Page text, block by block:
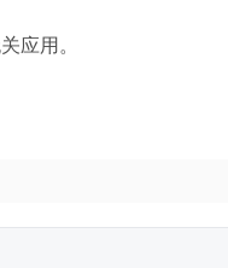
应用。